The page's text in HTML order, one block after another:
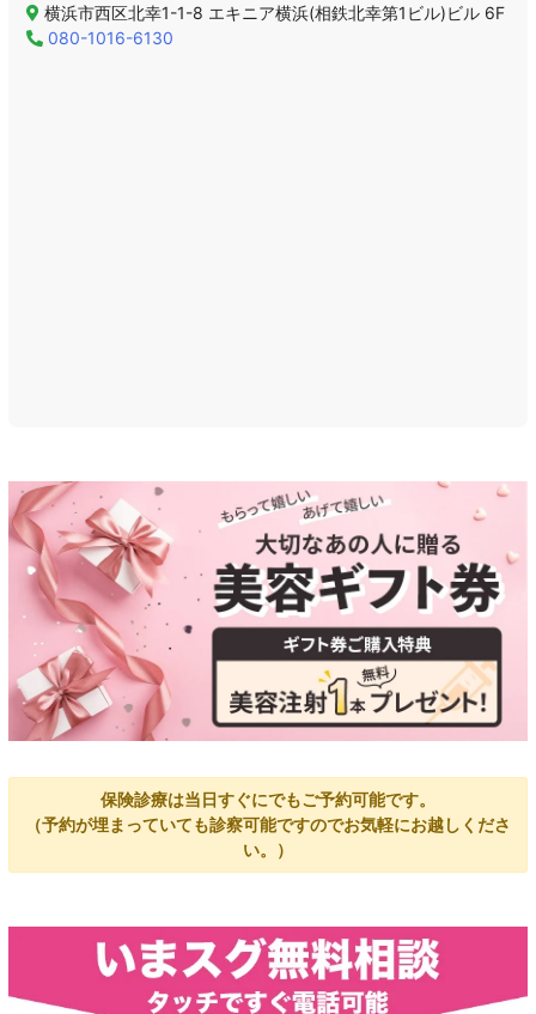
横浜市西区北幸1-1-8 エキニア横浜(相鉄北幸第1ビル)ビル 6F
080-1016-6130
保険診療は当日すぐにでもご予約可能です。
（予約が埋まっていても診察可能ですのでお気軽にお越しくださ
い。）